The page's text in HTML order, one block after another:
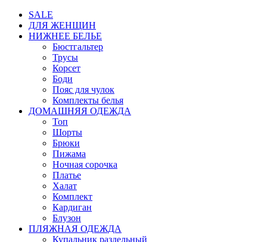
SALE
ДЛЯ ЖЕНЩИН
НИЖНЕЕ БЕЛЬЕ
Бюстгальтер
Трусы
Корсет
Боди
Пояс для чулок
Комплекты белья
ДОМАШНЯЯ ОДЕЖДА
Топ
Шорты
Брюки
Пижама
Ночная сорочка
Платье
Халат
Комплект
Кардиган
Блузон
ПЛЯЖНАЯ ОДЕЖДА
Купальник раздельный